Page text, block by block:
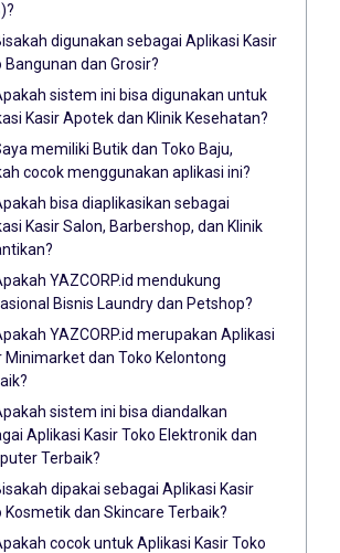
digunakan sebagai Aplikasi Kasir
Bangunan dan Grosir?
sistem ini bisa digunakan untuk
Kasir Apotek dan Klinik Kesehatan?
memiliki Butik dan Toko Baju,
cocok menggunakan aplikasi ini?
bisa diaplikasikan sebagai
Kasir Salon, Barbershop, dan Klinik
YAZCORP.id mendukung
Bisnis Laundry dan Petshop?
YAZCORP.id merupakan Aplikasi
Minimarket dan Toko Kelontong
sistem ini bisa diandalkan
Aplikasi Kasir Toko Elektronik dan
Terbaik?
dipakai sebagai Aplikasi Kasir
Kosmetik dan Skincare Terbaik?
cocok untuk Aplikasi Kasir Toko